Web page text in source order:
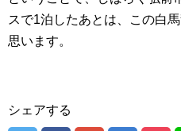
スで1泊したあとは、この白
思います。
シェアする